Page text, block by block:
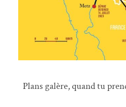
Plans galère, quand tu